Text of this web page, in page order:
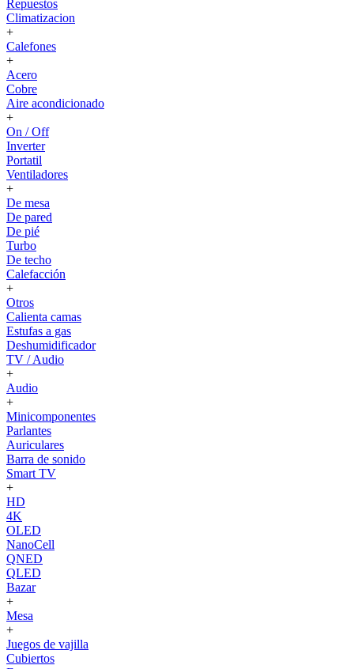
Repuestos
Climatizacion
+
Calefones
+
Acero
Cobre
Aire acondicionado
+
On / Off
Inverter
Portatil
Ventiladores
+
De mesa
De pared
De pié
Turbo
De techo
Calefacción
+
Otros
Calienta camas
Estufas a gas
Deshumidificador
TV / Audio
+
Audio
+
Minicomponentes
Parlantes
Auriculares
Barra de sonido
Smart TV
+
HD
4K
OLED
NanoCell
QNED
QLED
Bazar
+
Mesa
+
Juegos de vajilla
Cubiertos